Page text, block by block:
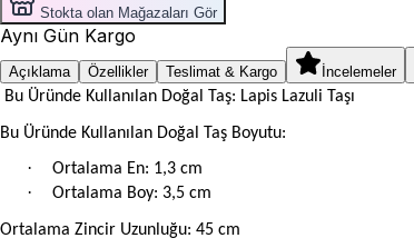
Stokta olan Mağazaları Gör
Aynı Gün Kargo
Açıklama Özellikler Teslimat & Kargo İncelemeler
Bu Üründe Kullanılan Doğal Taş: Lapis Lazuli Taşı
Bu Üründe Kullanılan Doğal Taş Boyutu:
· Ortalama En: 1,3 cm
· Ortalama Boy: 3,5 cm
Ortalama Zincir Uzunluğu: 45 cm